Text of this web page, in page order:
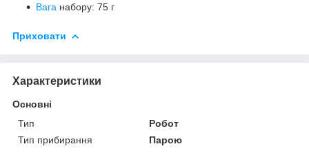
Вага набору: 75 г
Приховати
Характеристики
Основні
Тип
Робот
Тип прибирання
Парою